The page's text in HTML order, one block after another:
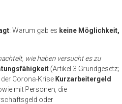
: Warum gab es keine Möglichkeit,
wie haben versucht es zu
(Artikel 3 Grundgesetz;
der Corona-Krise Kurzarbeitergeld
mit Personen, die
oder